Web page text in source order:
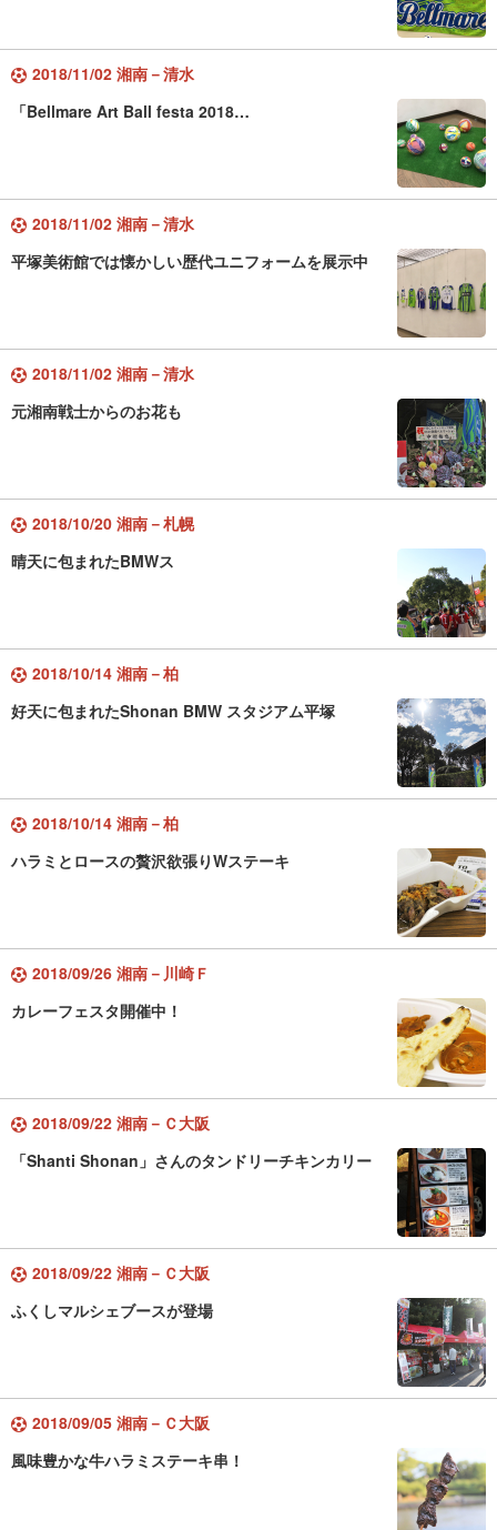
2018/11/02 湘南－清水
「Bellmare Art Ball festa 2018…
2018/11/02 湘南－清水
平塚美術館では懐かしい歴代ユニフォームを展示中
2018/11/02 湘南－清水
元湘南戦士からのお花も
2018/10/20 湘南－札幌
晴天に包まれたBMWス
2018/10/14 湘南－柏
好天に包まれたShonan BMW スタジアム平塚
2018/10/14 湘南－柏
ハラミとロースの贅沢欲張りWステーキ
2018/09/26 湘南－川崎Ｆ
カレーフェスタ開催中！
2018/09/22 湘南－Ｃ大阪
「Shanti Shonan」さんのタンドリーチキンカリー
2018/09/22 湘南－Ｃ大阪
ふくしマルシェブースが登場
2018/09/05 湘南－Ｃ大阪
風味豊かな牛ハラミステーキ串！